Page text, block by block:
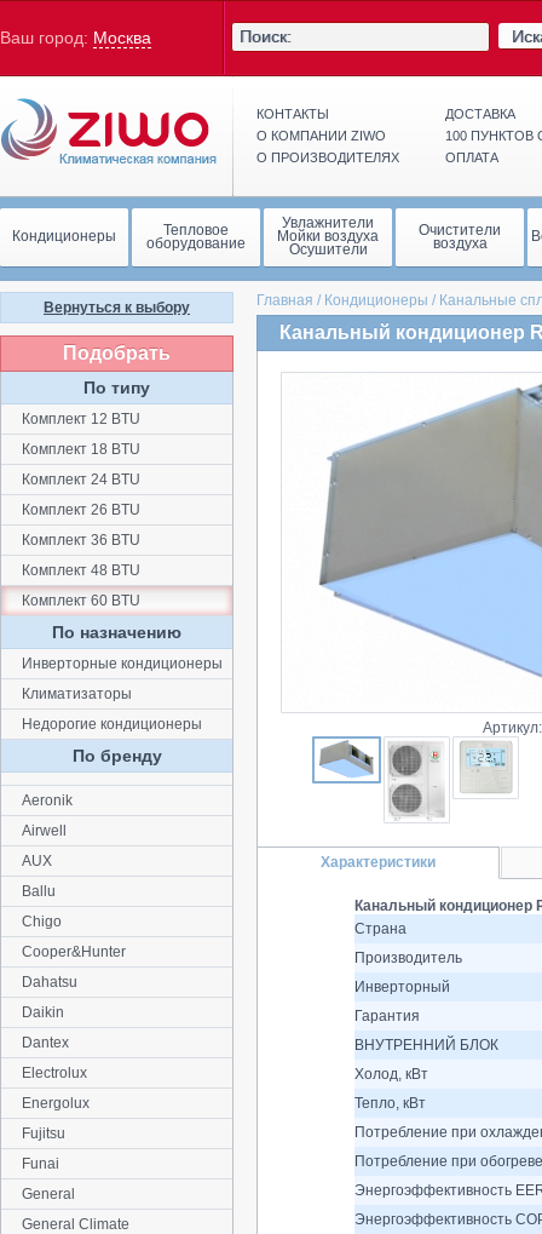
Ваш город: Москва
КОНТАКТЫ
О КОМПАНИИ ZIWO
О ПРОИЗВОДИТЕЛЯХ
ДОСТАВКА
100
ОПЛАТА
Кондиционеры Тепловое
оборудование
Увлажнители
Мойки воздуха
Осушители
Очистители
воздуха
Главная / Кондиционеры / Канальные
Канальный кондиционер
Характеристики
Канальный кондиционер
Страна
Производитель
Инверторный
Гарантия
ВНУТРЕННИЙ БЛОК
Холод, кВт
Тепло, кВт
Потребление при
Потребление при
Энергоэффективность
Энергоэффективность
Вернуться к выбору
Подобрать
По типу
Комплект 12 BTU
Комплект 18 BTU
Комплект 24 BTU
Комплект 26 BTU
Комплект 36 BTU
Комплект 48 BTU
Комплект 60 BTU
По назначению
Инверторные кондиционеры
Климатизаторы
Недорогие кондиционеры
По бренду
Aeronik
Airwell
AUX
Ballu
Chigo
Cooper&Hunter
Dahatsu
Daikin
Dantex
Electrolux
Energolux
Fujitsu
Funai
General
General Climate